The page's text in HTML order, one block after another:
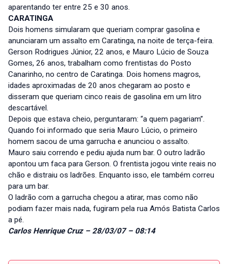
aparentando ter entre 25 e 30 anos.
CARATINGA
Dois homens simularam que queriam comprar gasolina e
anunciaram um assalto em Caratinga, na noite de terça-feira.
Gerson Rodrigues Júnior, 22 anos, e Mauro Lúcio de Souza
Gomes, 26 anos, trabalham como frentistas do Posto
Canarinho, no centro de Caratinga. Dois homens magros,
idades aproximadas de 20 anos chegaram ao posto e
disseram que queriam cinco reais de gasolina em um litro
descartável.
Depois que estava cheio, perguntaram: “a quem pagariam”.
Quando foi informado que seria Mauro Lúcio, o primeiro
homem sacou de uma garrucha e anunciou o assalto.
Mauro saiu correndo e pediu ajuda num bar. O outro ladrão
apontou um faca para Gerson. O frentista jogou vinte reais no
chão e distraiu os ladrões. Enquanto isso, ele também correu
para um bar.
O ladrão com a garrucha chegou a atirar, mas como não
podiam fazer mais nada, fugiram pela rua Amós Batista Carlos
a pé.
Carlos Henrique Cruz – 28/03/07 – 08:14